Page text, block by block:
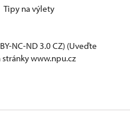
Tipy na výlety
NC-ND 3.0 CZ) (Uveďte
www.npu.cz